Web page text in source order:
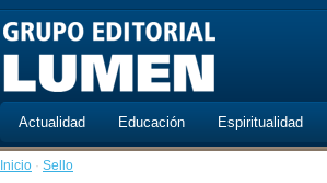
Actualidad Educación Espiritualidad
Inicio · Sello